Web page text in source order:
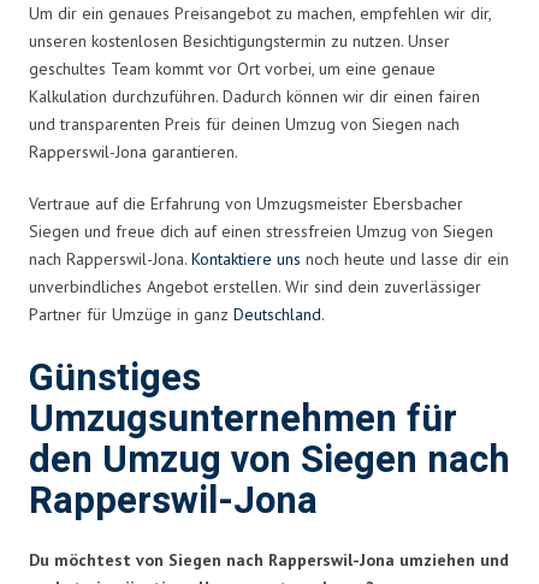
Um dir ein genaues Preisangebot zu machen, empfehlen wir dir,
unseren kostenlosen Besichtigungstermin zu nutzen. Unser
geschultes Team kommt vor Ort vorbei, um eine genaue
Kalkulation durchzuführen. Dadurch können wir dir einen fairen
und transparenten Preis für deinen Umzug von Siegen nach
Rapperswil-Jona garantieren.
Vertraue auf die Erfahrung von Umzugsmeister Ebersbacher
Siegen und freue dich auf einen stressfreien Umzug von Siegen
nach Rapperswil-Jona. Kontaktiere uns noch heute und lasse dir ein
unverbindliches Angebot erstellen. Wir sind dein zuverlässiger
Partner für Umzüge in ganz Deutschland.
Günstiges
Umzugsunternehmen für
den Umzug von Siegen nach
Rapperswil-Jona
Du möchtest von Siegen nach Rapperswil-Jona umziehen und